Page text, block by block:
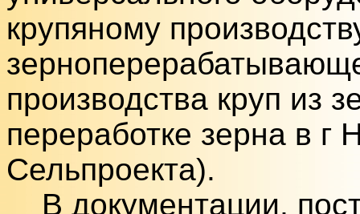
крупяному
производства круп из
переработке зерна в г
Сельпроекта).
В документации,